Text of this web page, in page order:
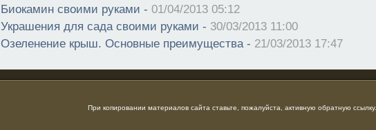
Биокамин своими руками -01/04/2013 05:12
Украшения для сада своими руками - 30/03/2013 11:00
Озеленение крыш. Основные преимущества - 21/03/2013 17:47
При копировании материалов сайта ставьте, пожалуйста, активную обратную ссылку.